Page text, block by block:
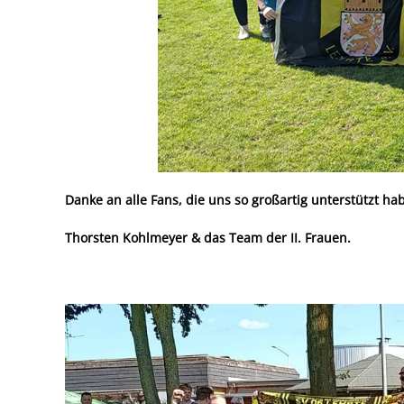
Danke an alle Fans, die uns so großartig unterstützt
Thorsten Kohlmeyer & das Team der II. Frauen.